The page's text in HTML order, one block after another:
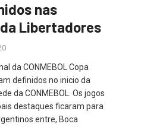
nas
Libertadores
da CONMEBOL Copa
definidos no inicio da
da CONMEBOL. Os jogos
destaques ficaram para
entre, Boca